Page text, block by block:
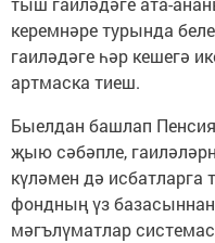
керемнәре турында
гаиләдәге һәр кешегә
артмаска тиеш.
Быелдан башлап
җыю сәбәпле,
күләмен дә
фондның үз
мәгълүматлар